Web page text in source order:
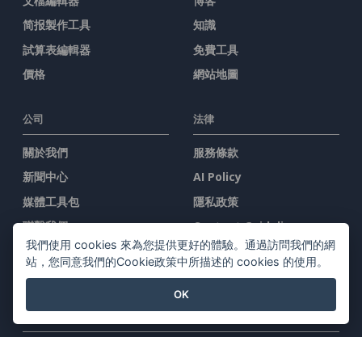
简报製作工具
試算表編輯器
價格
知識
免費工具
網站地圖
公司
關於我們
新聞中心
媒體工具包
聯繫我們
法律
服務條款
AI Policy
隱私政策
Content Guidelines
安全概述
舉報投訴
與我們聯系
我們使用 cookies 來為您提供更好的體驗。通過訪問我們的網
站，您同意我們的Cookie政策中所描述的 cookies 的使用。
OK